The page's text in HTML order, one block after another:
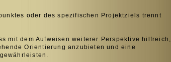
oder des spezifischen Projektziels trennt
mit dem Aufweisen weiterer Perspektive hilfreich,
Orientierung anzubieten und eine